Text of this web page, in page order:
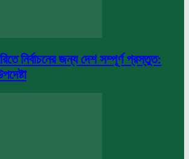
নির্বাচনের জন্য দেশ সম্পূর্ণ প্রস্তুত: